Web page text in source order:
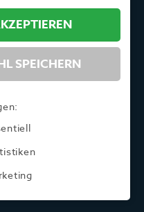
99 82 34 41
@ zwetschke.de
SPEICHERN